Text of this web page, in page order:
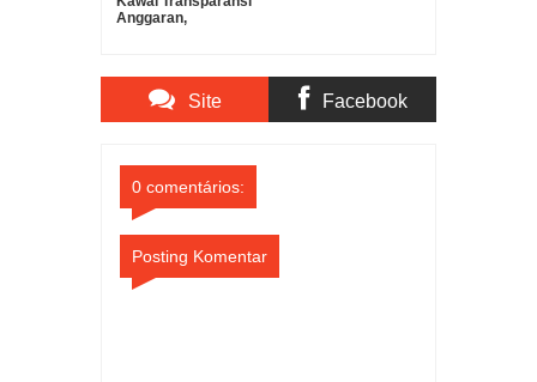
Anggaran,
Gading Kencana
Site Facebook
0 comentários:
Posting Komentar